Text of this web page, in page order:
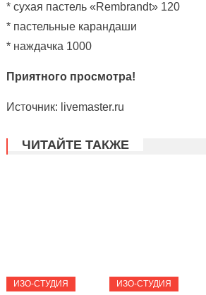
* сухая пастель «Rembrandt» 120
* пастельные карандаши
* наждачка 1000
Приятного просмотра!
Источник: livemaster.ru
ЧИТАЙТЕ ТАКЖЕ
ИЗО-СТУДИЯ ИЗО-СТУДИЯ